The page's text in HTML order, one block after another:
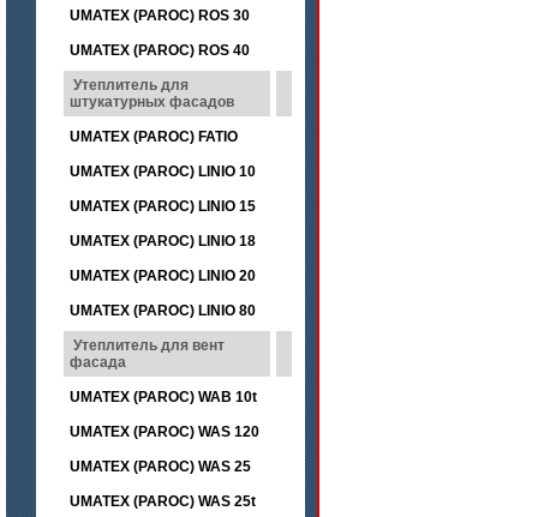
UMATEX (PAROC) ROS 30
UMATEX (PAROC) ROS 40
Утеплитель для
штукатурных фасадов
UMATEX (PAROC) FATIO
UMATEX (PAROC) LINIO 10
UMATEX (PAROC) LINIO 15
UMATEX (PAROC) LINIO 18
UMATEX (PAROC) LINIO 20
UMATEX (PAROC) LINIO 80
Утеплитель для вент
фасада
UMATEX (PAROC) WAB 10t
UMATEX (PAROC) WAS 120
UMATEX (PAROC) WAS 25
UMATEX (PAROC) WAS 25t